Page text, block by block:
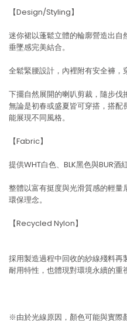
【Design/Styling】
迷你裙以蓬鬆立體的輪廓營造出
垂墜感完美結合。
全鬆緊腰設計，內裡附有安全褲，
下擺自然展開的喇叭剪裁，隨步伐
無論是初春或盛夏皆可穿搭，搭
能展現不同風格。
【Fabric】
提供WHT白色、BLK黑色與BUR酒
整體以富有挺度與光滑質感的輕
環保理念。
【Recycled Nylon】
採用製造過程中回收的紗線殘料再
耐用特性，也體現對環境永續的重
※由於光線原因，顏色可能與實際